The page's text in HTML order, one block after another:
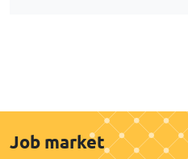
Job market